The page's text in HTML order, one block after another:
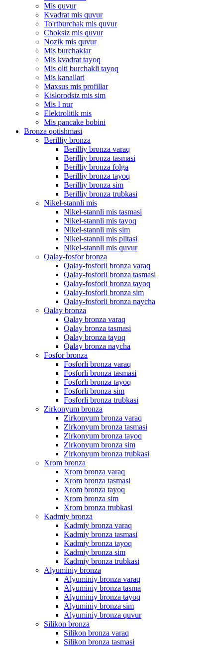
Mis quvur
Kvadrat mis quvur
To'rtburchak mis quvur
Choksiz mis quvur
Nozik mis quvur
Mis burchaklar
Mis kvadrat tayoq
Mis olti burchakli tayoq
Mis kanallari
Maxsus mis profillar
Kislorodsiz mis sim
Mis I nur
Elektrolitik mis
Mis pancake bobini
Bronza qotishmasi
Berilliy bronza
Berilliy bronza varaq
Berilliy bronza tasmasi
Berilliy bronza folga
Berilliy bronza tayoq
Berilliy bronza sim
Berilliy bronza trubkasi
Nikel-stannli mis
Nikel-stannli mis tasmasi
Nikel-stannli mis tayoq
Nikel-stannli mis sim
Nikel-stannli mis plitasi
Nikel-stannli mis quvur
Qalay-fosfor bronza
Qalay-fosforli bronza varaq
Qalay-fosforli bronza tasmasi
Qalay-fosforli bronza tayoq
Qalay-fosforli bronza sim
Qalay-fosforli bronza naycha
Qalay bronza
Qalay bronza varaq
Qalay bronza tasmasi
Qalay bronza tayoq
Qalay bronza naycha
Fosfor bronza
Fosforli bronza varaq
Fosforli bronza tasmasi
Fosforli bronza tayoq
Fosforli bronza sim
Fosforli bronza trubkasi
Zirkonyum bronza
Zirkonyum bronza varaq
Zirkonyum bronza tasmasi
Zirkonyum bronza tayoq
Zirkonyum bronza sim
Zirkonyum bronza trubkasi
Xrom bronza
Xrom bronza varaq
Xrom bronza tasmasi
Xrom bronza tayoq
Xrom bronza sim
Xrom bronza trubkasi
Kadmiy bronza
Kadmiy bronza varaq
Kadmiy bronza tasmasi
Kadmiy bronza tayoq
Kadmiy bronza sim
Kadmiy bronza trubkasi
Alyuminiy bronza
Alyuminiy bronza varaq
Alyuminiy bronza tasma
Alyuminiy bronza tayoq
Alyuminiy bronza sim
Alyuminiy bronza quvur
Silikon bronza
Silikon bronza varaq
Silikon bronza tasmasi